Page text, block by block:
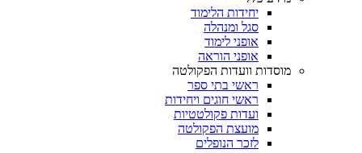
יחידות הלימוד
סגל ומנהלה
אופני לימוד
אופני הוראה
מוסדות וועדות הפקולטה
ראשי בתי ספר
ראשי חוגים ויחידות
ועדות פקולטטיות
מועצת הפקולטה
לזכר הנופלים